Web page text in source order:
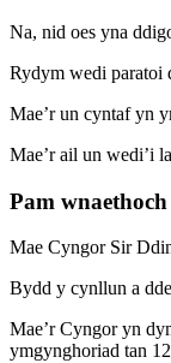
Na, nid oes yna
Rydym wedi paratoi
Mae’r un cyntaf yn
Mae’r ail un wedi’i
Pam
Mae Cyngor Sir
Bydd y cynllun a
Mae’r Cyngor yn
ymgynghoriad tan